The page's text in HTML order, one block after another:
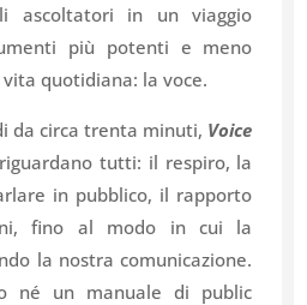
ascoltatori in un viaggio
più potenti e meno
quotidiana: la voce.
da circa trenta minuti, Voice
tutti: il respiro, la
in pubblico, il rapporto
fino al modo in cui la
la nostra comunicazione.
né un manuale di public